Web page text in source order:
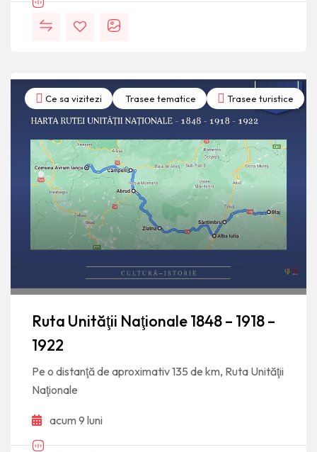
Ce sa vizitezi Trasee tematice Trasee turistice
Ruta Unităţii Naţionale 1848 – 1918 –
1922
Pe o distanţă de aproximativ 135 de km, Ruta Unităţii
Naţionale
acum 9 luni